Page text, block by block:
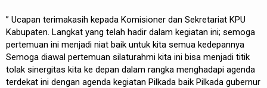
” Ucapan terimakasih kepada Komisioner dan Sekretariat KPU
Kabupaten. Langkat yang telah hadir dalam kegiatan ini; semoga
pertemuan ini menjadi niat baik untuk kita semua kedepannya
Semoga diawal pertemuan silaturahmi kita ini bisa menjadi titik
tolak sinergitas kita ke depan dalam rangka menghadapi agenda
terdekat ini dengan agenda kegiatan Pilkada baik Pilkada gubernur